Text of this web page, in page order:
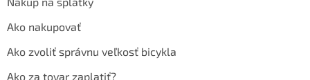
Ako nakupovať
Ako zvoliť správnu veľkosť bicykla
Ako za tovar zaplatiť?